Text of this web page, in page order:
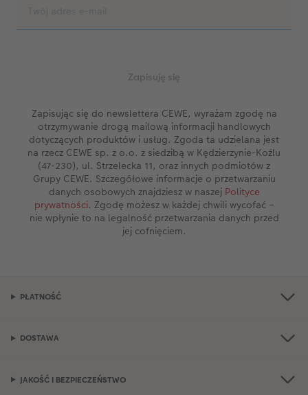
Zapisując się do newslettera CEWE, wyrażam zgodę na
otrzymywanie drogą mailową informacji handlowych
dotyczących produktów i usług. Zgoda ta udzielana jest
na rzecz CEWE sp. z o.o. z siedzibą w Kędzierzynie-Koźlu
(47-230), ul. Strzelecka 11, oraz innych podmiotów z
Grupy CEWE. Szczegółowe informacje o przetwarzaniu
danych osobowych znajdziesz w naszej Polityce
prywatności. Zgodę możesz w każdej chwili wycofać –
nie wpłynie to na legalność przetwarzania danych przed
jej cofnięciem.
PŁATNOŚĆ
DOSTAWA
JAKOŚĆ I BEZPIECZEŃSTWO